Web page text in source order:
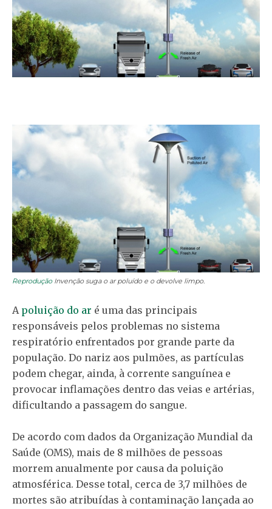
ReproduçãoInvenção suga o ar poluído e o devolve limpo.
A poluição do ar é uma das principais
responsáveis pelos problemas no sistema
respiratório enfrentados por grande parte da
população. Do nariz aos pulmões, as partículas
podem chegar, ainda, à corrente sanguínea e
provocar inflamações dentro das veias e artérias,
dificultando a passagem do sangue.
De acordo com dados da Organização Mundial da
Saúde (OMS), mais de 8 milhões de pessoas
morrem anualmente por causa da poluição
atmosférica. Desse total, cerca de 3,7 milhões de
mortes são atribuídas à contaminação lançada ao